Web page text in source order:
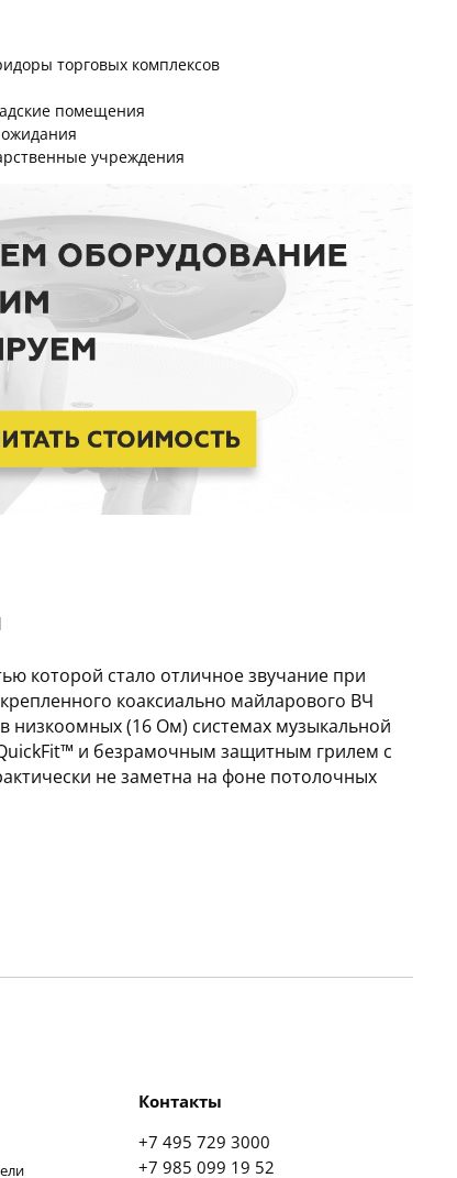
торговых комплексов
помещения
учреждения
которой стало отличное звучание при
коаксиально майларового ВЧ
низкоомных (16 Ом) системах музыкальной
и безрамочным защитным грилем с
не заметна на фоне потолочных
Контакты
+7 495 729 3000
+7 985 099 19 52